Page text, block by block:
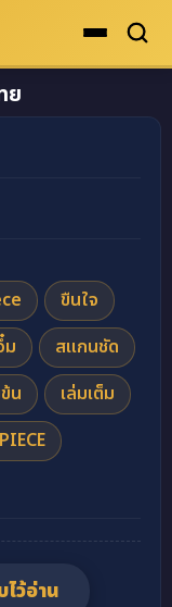
ย
ขืนใจ
ม
สแกนชัด
น
เล่มเต็ม
ไว้อ่าน